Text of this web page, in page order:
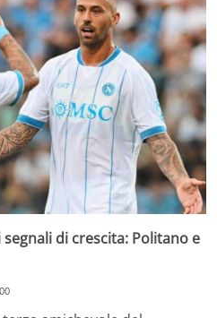
di crescita: Politano e